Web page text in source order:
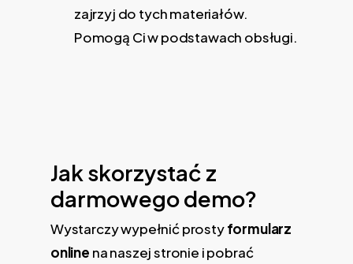
zajrzyj do tych materiałów.
Pomogą Ci w podstawach obsługi.
Jak skorzystać z
darmowego demo?
Wystarczy wypełnić prostyformularz
online na naszej stronie i pobrać